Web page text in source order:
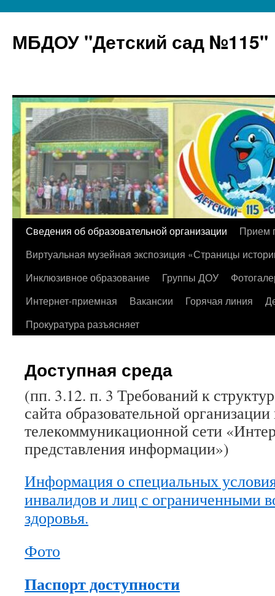
МБДОУ "Детский сад №115"
Перейти
содержимому
Сведения об образовательной организации
Прием
Виртуальная музейная экспозиция «Страницы
Инклюзивное образование
Группы ДОУ
Интернет-приемная
Вакансии Горячая линия
Прокуратура разъясняет
Доступная среда
(пп. 3.12. п. 3 Требований к
сайта образовательной
телекоммуникационной сети
представления информации»)
Информация о специальных
инвалидов и лиц с ограниченными
здоровья.
Фото
Паспорт доступности